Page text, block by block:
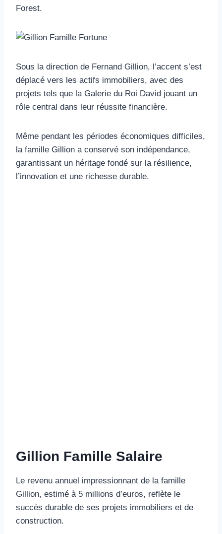
Forest.
Sous la direction de Fernand Gillion, l’accent s’est
déplacé vers les actifs immobiliers, avec des
projets tels que la Galerie du Roi David jouant un
rôle central dans leur réussite financière.
Même pendant les périodes économiques difficiles,
la famille Gillion a conservé son indépendance,
garantissant un héritage fondé sur la résilience,
l’innovation et une richesse durable.
Gillion Famille Salaire
Le revenu annuel impressionnant de la famille
Gillion, estimé à 5 millions d’euros, reflète le
succès durable de ses projets immobiliers et de
construction.